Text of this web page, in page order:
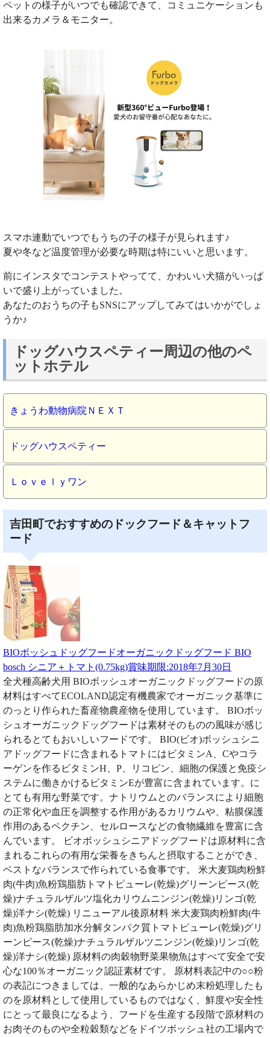
ペットの様子がいつでも確認できて、コミュニケーションも
出来るカメラ＆モニター。
スマホ連動でいつでもうちの子の様子が見られます♪
夏や冬など温度管理が必要な時期は特にいいと思います。
前にインスタでコンテストやってて、かわいい犬猫がいっぱ
いで盛り上がっていました。
あなたのおうちの子もSNSにアップしてみてはいかがでしょ
うか♪
ドッグハウスペティー周辺の他のペ
ットホテル
きょうわ動物病院ＮＥＸＴ
ドッグハウスペティー
Ｌｏｖｅｌｙワン
吉田町でおすすめのドックフード＆キャットフ
ード
BIOボッシュドッグフードオーガニックドッグフード BIO
bosch シニア＋トマト(0.75kg)賞味期限:2018年7月30日
全犬種高齢犬用 BIOボッシュオーガニックドッグフードの原
材料はすべてECOLAND認定有機農家でオーガニック基準に
のっとり作られた畜産物農産物を使用しています。 BIOボッ
シュオーガニックドッグフードは素材そのものの風味が感じ
られるとてもおいしいフードです。 BIO(ビオ)ボッシュシニ
アドッグフードに含まれるトマトにはビタミンA、Cやコラ
ーゲンを作るビタミンH、P、リコピン、細胞の保護と免疫シ
ステムに働きかけるビタミンEが豊富に含まれています。に
とても有用な野菜です。ナトリウムとのバランスにより細胞
の正常化や血圧を調整する作用があるカリウムや、粘膜保護
作用のあるペクチン、セルロースなどの食物繊維を豊富に含
んでいます。 ビオボッシュシニアドッグフードは原材料に含
まれるこれらの有用な栄養をきちんと摂取することができ、
ベストなバランスで作られている食事です。 米大麦鶏肉粉鮮
肉(牛肉)魚粉鶏脂肪トマトピューレ(乾燥)グリーンピース(乾
燥)ナチュラルザルツ塩化カリウムニンジン(乾燥)リンゴ(乾
燥)洋ナシ(乾燥) リニューアル後原材料 米大麦鶏肉粉鮮肉(牛
肉)魚粉鶏脂肪加水分解タンパク質トマトピューレ(乾燥)グリ
ーンピース(乾燥)ナチュラルザルツニンジン(乾燥)リンゴ(乾
燥)洋ナシ(乾燥) 原材料の肉穀物野菜果物魚はすべて安全で安
心な100％オーガニック認証素材です。 原材料表記中の○○粉
の表記につきましては、一般的なあらかじめ末粉処理したも
のを原材料として使用しているものではなく、鮮度や安全性
にとって最良になるよう、フードを生産する段階で原材料の
お肉そのものや全粒穀類などをドイツボッシュ社の工場内で